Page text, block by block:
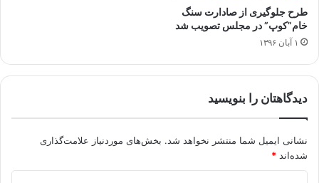
طرح جلوگیری از صادارت سنگ
خام”کوپ” در مجلس تصویب شد
۱ آبان ۱۳۹۶
دیدگاهتان را بنویسید
نشانی ایمیل شما منتشر نخواهد شد. بخش‌های موردنیاز علامت‌گذاری
شده‌اند *